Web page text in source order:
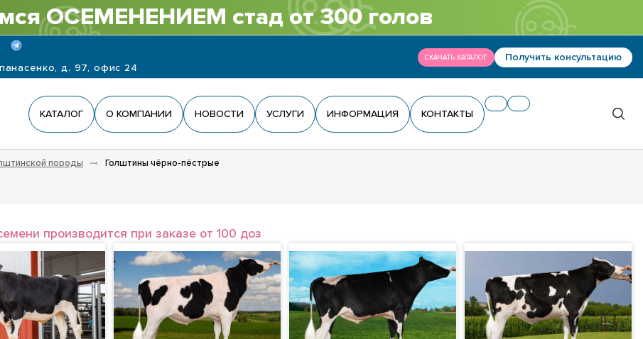
ОСЕМЕНЕНИЕМ стад от 300 голов
д. 97, офис 24
СКАЧАТЬ КАТАЛОГ Получить консультацию
КАТАЛОГ О КОМПАНИИ НОВОСТИ УСЛУГИ ИНФОРМАЦИЯ КОНТАКТЫ
породы Голштины чёрно-пёстрые
производится при заказе от 100 доз